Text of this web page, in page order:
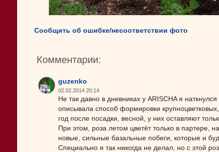
Сообщить об ошибке/несоответствии фото
Комментарии:
guzenko
02.02.2014 20:14
Не так давно в дневниках у ARISCHA я
описывала способ формировки
год после посадки, весной, у них оставляют
При этом, роза летом цветёт только в партере,
новые, сильные базальные побеги, которые и
Специально я так никогда не делал, но с этой